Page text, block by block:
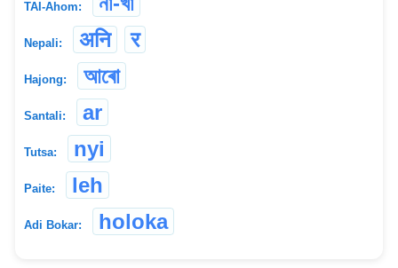
TAI-Ahom:
Nepali: अनि र
Hajong: আৰো
Santali: ar
Tutsa: nyi
Paite: leh
Adi Bokar: holoka